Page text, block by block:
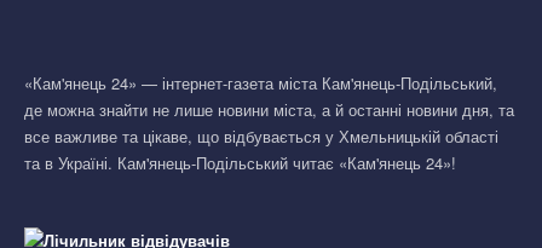
«Кам'янець 24» — інтернет-газета міста Кам'янець-Подільський,
де можна знайти не лише новини міста, а й останні новини дня, та
все важливе та цікаве, що відбувається у Хмельницькій області
та в Україні. Кам'янець-Подільський читає «Кам'янець 24»!